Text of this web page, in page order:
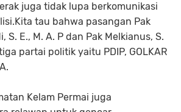
juga tidak lupa berkomunikasi
tau bahwa pasangan Pak
S. E., M. A. P dan Pak Melkianus, S.
partai politik yaitu PDIP, GOLKAR
Kelam Permai juga